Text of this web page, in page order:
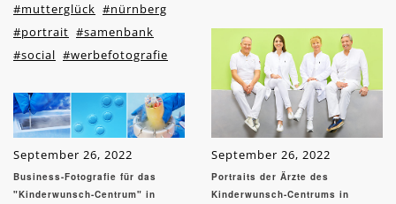
#mutterglück #nürnberg
#portrait #samenbank
#social #werbefotografie
September 26, 2022
Business-Fotografie für das
"Kinderwunsch-Centrum" in
September 26, 2022
Portraits der Ärzte des
Kinderwunsch-Centrums in